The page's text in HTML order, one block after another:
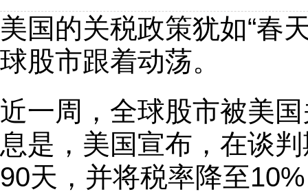
美国的关税政策犹如“春
球股市跟着动荡。
近一周，全球股市被美
息是，美国宣布，在谈
90天，并将税率降至